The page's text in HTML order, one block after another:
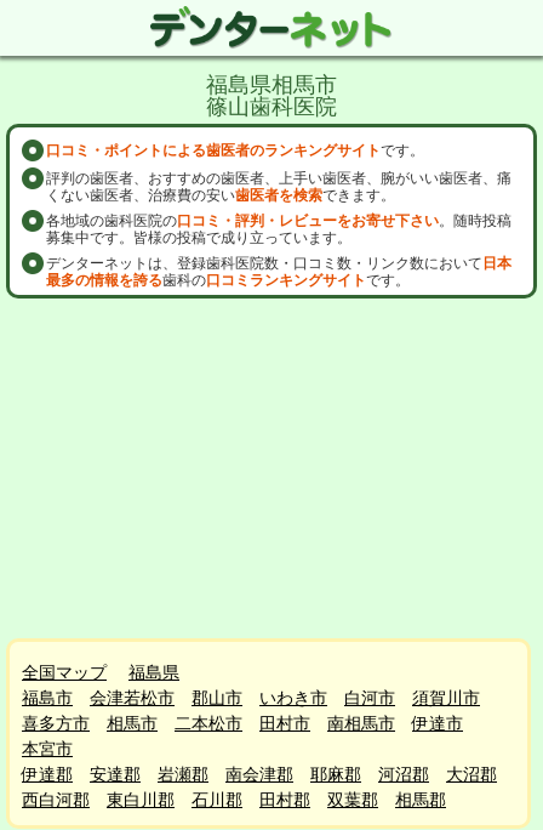
福島県相馬市
篠山歯科医院
口コミ・ポイントによる歯医者のランキングサイトです。
評判の歯医者、おすすめの歯医者、上手い歯医者、腕がいい歯医者、痛
くない歯医者、治療費の安い歯医者を検索できます。
各地域の歯科医院の口コミ・評判・レビューをお寄せ下さい。随時投稿
募集中です。皆様の投稿で成り立っています。
デンターネットは、登録歯科医院数・口コミ数・リンク数において 日本
最多の情報を誇る歯科の口コミランキングサイトです。
全国マップ
福島県
福島市
会津若松市 郡山市 いわき市 白河市
須賀川市
喜多方市
相馬市 二本松市 田村市 南相馬市
伊達市
本宮市
伊達郡
安達郡 岩瀬郡 南会津郡 耶麻郡 河沼郡
大沼郡
西白河郡
東白川郡 石川郡 田村郡 双葉郡 相馬郡